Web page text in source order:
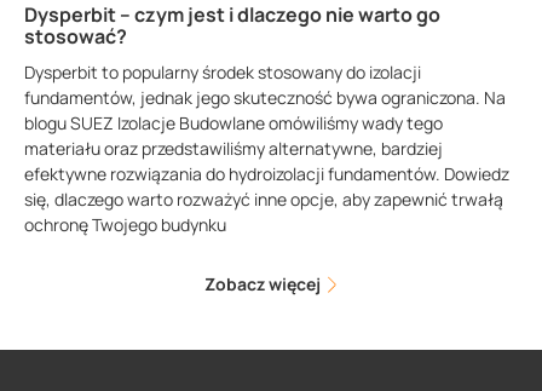
Dysperbit – czym jest i dlaczego nie warto go
stosować?
Dysperbit to popularny środek stosowany do izolacji
fundamentów, jednak jego skuteczność bywa ograniczona. Na
blogu SUEZ Izolacje Budowlane omówiliśmy wady tego
materiału oraz przedstawiliśmy alternatywne, bardziej
efektywne rozwiązania do hydroizolacji fundamentów. Dowiedz
się, dlaczego warto rozważyć inne opcje, aby zapewnić trwałą
ochronę Twojego budynku
Zobacz więcej